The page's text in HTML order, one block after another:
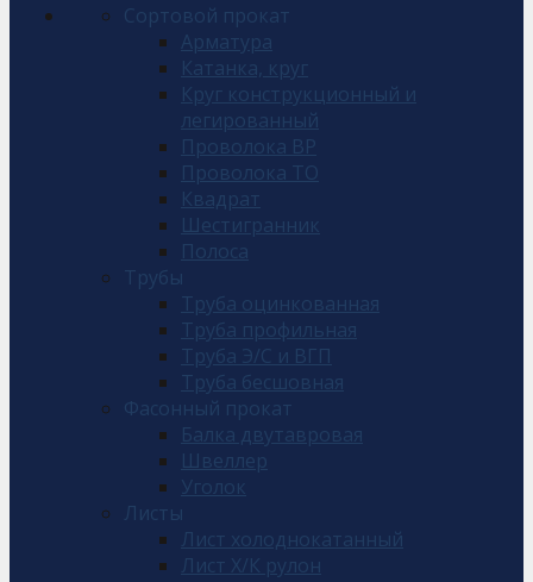
Сортовой прокат
Арматура
Катанка, круг
Круг конструкционный и
легированный
Проволока ВР
Проволока ТО
Квадрат
Шестигранник
Полоса
Трубы
Труба оцинкованная
Труба профильная
Труба Э/С и ВГП
Труба бесшовная
Фасонный прокат
Балка двутавровая
Швеллер
Уголок
Листы
Лист холоднокатанный
Лист Х/К рулон